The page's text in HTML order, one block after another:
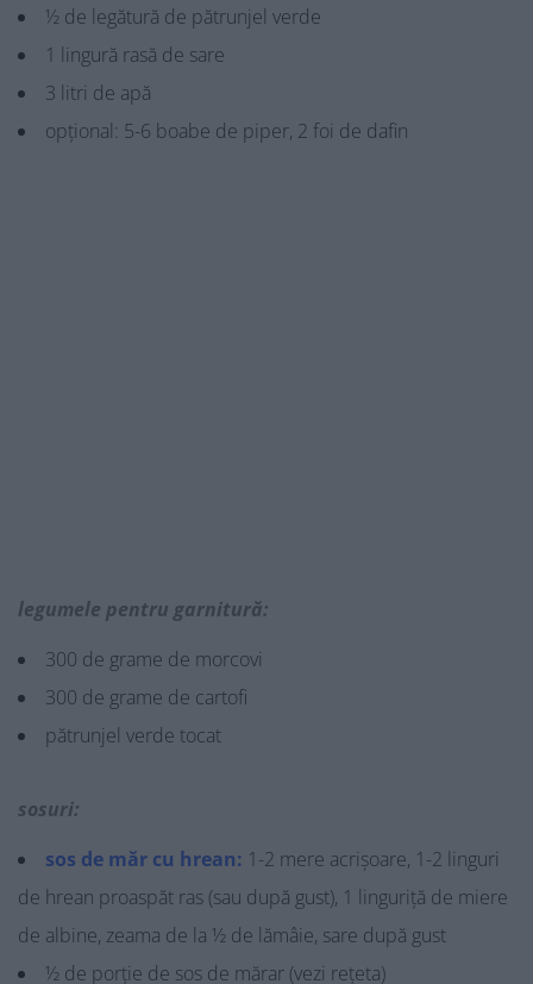
½ de legătură de pătrunjel verde
1 lingură rasă de sare
3 litri de apă
opțional: 5-6 boabe de piper, 2 foi de dafin
legumele pentru garnitură:
300 de grame de morcovi
300 de grame de cartofi
pătrunjel verde tocat
sosuri:
sos de măr cu hrean: 1-2 mere acrișoare, 1-2 linguri
de hrean proaspăt ras (sau după gust), 1 linguriță de miere
de albine, zeama de la ½ de lămâie, sare după gust
½ de porție de sos de mărar (vezi rețeta)